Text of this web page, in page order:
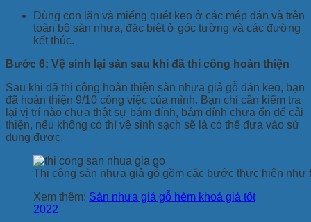
Dùng con lăn và miếng quét keo ở các mép dán và trên
toàn bộ sàn nhựa, đặc biệt ở góc tường và các đường
kết thúc.
Bước 6: Vệ sinh lại sàn sau khi đã thi công hoàn thiện
Sau khi đã thi công hoàn thiện sàn nhựa giả gỗ dán keo, bạn
đã hoàn thiện 9/10 công việc của mình. Bạn chỉ cần kiểm tra
lại vị trí nào chưa thật sự bám dính, bám dính chưa ổn để cải
thiện, nếu không có thì vệ sinh sạch sẽ là có thể đưa vào sử
dụng được.
Thi công sàn nhựa giả gỗ gồm các bước thực hiện như
Xem thêm: Sàn nhựa giả gỗ hèm khoá giá tốt
2022